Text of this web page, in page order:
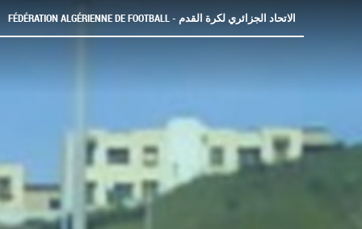
FÉDÉRATION ALGÉRIENNE DE FOOTBALL - الاتحاد الجزائري لكرة القدم